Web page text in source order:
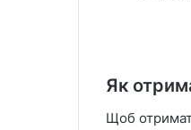
Як
Щоб